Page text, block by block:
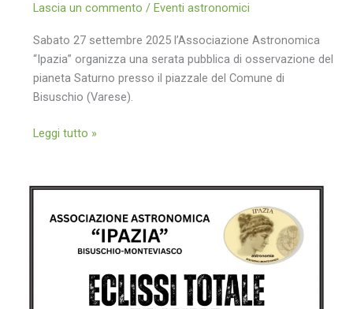
Lascia un commento / Eventi astronomici
Sabato 27 settembre 2025 l’Associazione Astronomica
“Ipazia” organizza una serata pubblica di osservazione del
pianeta Saturno presso il piazzale del Comune di
Bisuschio (Varese).
Osservazione
Saturno
settembre
Leggi tutto »